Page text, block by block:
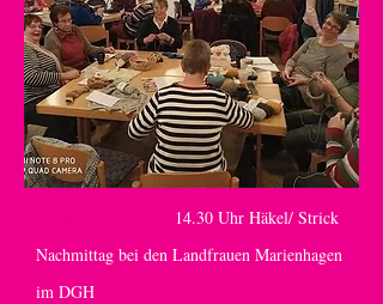
14.30 Uhr Häkel/ Strick
Nachmittag bei den Landfrauen Marienhagen
im DGH